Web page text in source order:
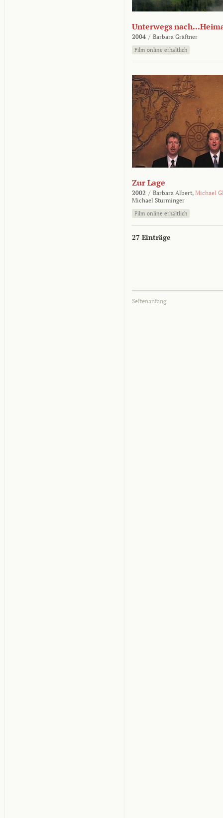
Unterwegs
2004 / Barbara Gräftner
Film online erhältlich
Zur Lage
2002 / Barbara Albert, Michael
Michael Sturminger
Film online erhältlich
27 Einträge
Seitenanfang